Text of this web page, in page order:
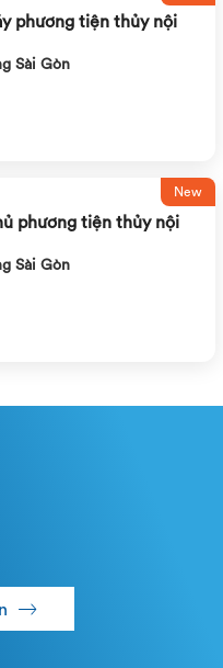
phương tiện thủy nội
Sài Gòn
New
phương tiện thủy nội
Sài Gòn